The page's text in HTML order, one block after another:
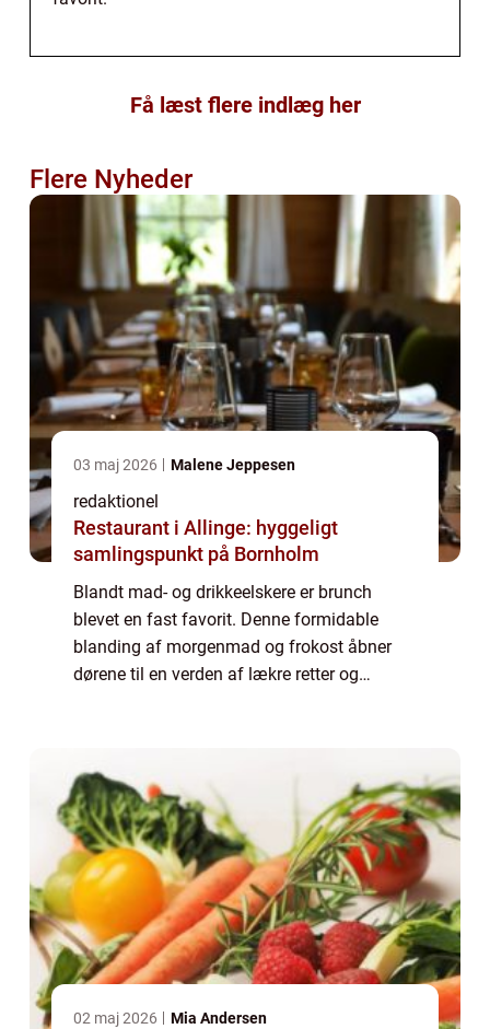
Få læst flere indlæg her
Flere Nyheder
03 maj 2026 Malene Jeppesen
redaktionel
Restaurant i Allinge: hyggeligt
samlingspunkt på Bornholm
Blandt mad- og drikkeelskere er brunch
blevet en fast favorit. Denne formidable
blanding af morgenmad og frokost åbner
dørene til en verden af lækre retter og
02 maj 2026 Mia Andersen